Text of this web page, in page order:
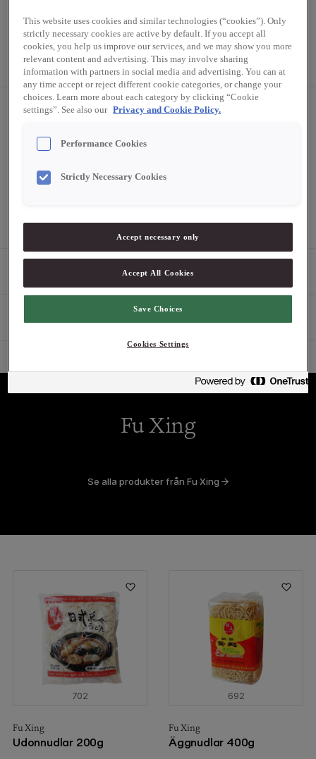
Styck Kartong (50x400g)
Fu Xing
Se alla produkter från Fu Xing
702
Fu Xing
Udonnudlar 200g
692
Fu Xing
Äggnudlar 400g
This website uses cookies and similar technologies (“cookies”). Only
strictly necessary cookies are active by default. If you accept all
cookies, you help us improve our services, and we may show you more
relevant content and advertising. This may involve sharing
information with partners in social media and advertising. You can at
any time accept or reject different cookie categories, or change your
choices. Learn more about each category by clicking “Cookie
settings”. See also our Privacy and Cookie Policy.
Performance Cookies
Strictly Necessary Cookies
Accept necessary only
Accept All Cookies
Save Choices
Cookies Settings